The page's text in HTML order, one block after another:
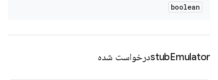
boolean
stubEmulatorدرخواست شده